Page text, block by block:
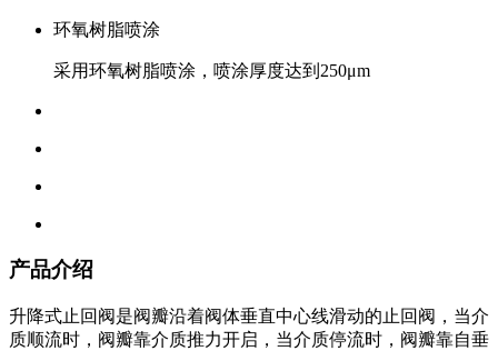
环氧树脂喷涂
采用环氧树脂喷涂，喷涂厚度达到250μm
产品介绍
升降式止回阀是阀瓣沿着阀体垂直中心线滑动的止回阀，当介
质顺流时，阀瓣靠介质推力开启，当介质停流时，阀瓣靠自垂